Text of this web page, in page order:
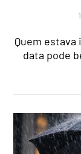
Quem
data pode